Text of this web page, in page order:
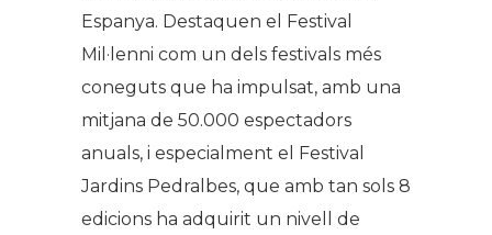
Espanya. Destaquen el Festival
Mil·lenni com un dels festivals més
coneguts que ha impulsat, amb una
mitjana de 50.000 espectadors
anuals, i especialment el Festival
Jardins Pedralbes, que amb tan sols 8
edicions ha adquirit un nivell de